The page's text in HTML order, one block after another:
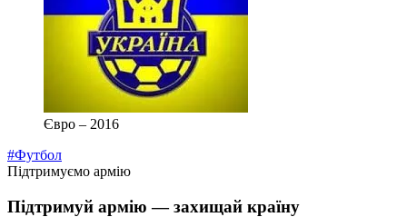
Євро – 2016
#Футбол
Підтримуємо армію
Підтримуй армію — захищай країну